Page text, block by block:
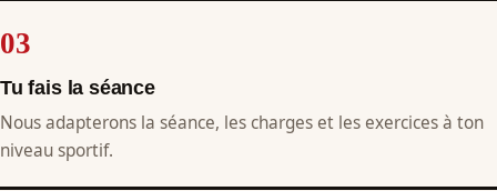
Tu fais la séance
Nous adapterons la séance, les charges et les exercices à ton
niveau sportif.